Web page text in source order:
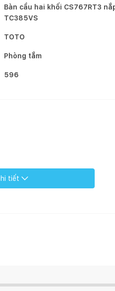
Bàn cầu hai khối CS767RT3
TC385VS
TOTO
Phòng tắm
596
nước
tiết